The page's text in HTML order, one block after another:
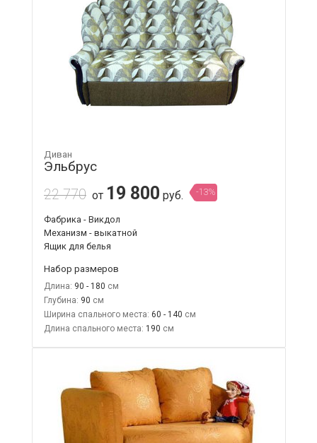
Диван
Эльбрус
22 770 от 19 800 руб. -13%
Фабрика - Викдол
Механизм - выкатной
Ящик для белья
Набор размеров
Длина: 90 - 180
Глубина: 90
Ширина спального места: 60 - 140
Длина спального места: 190